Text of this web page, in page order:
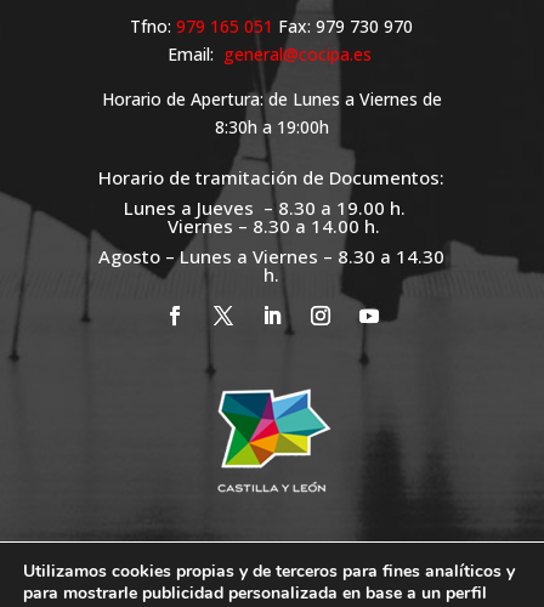
Tfno:979 165 051 Fax: 979 730 970
Email: general@cocipa.es
Horario de Apertura: de Lunes a Viernes de
8:30h a 19:00h
Horario de tramitación de Documentos:
Lunes a Jueves – 8.30 a 19.00 h.
Viernes – 8.30 a 14.00 h.
Agosto – Lunes a Viernes – 8.30 a 14.30
h.
Utilizamos cookies propias y de terceros para fines analíticos y
para mostrarle publicidad personalizada en base a un perfil